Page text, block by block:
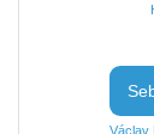
Václav